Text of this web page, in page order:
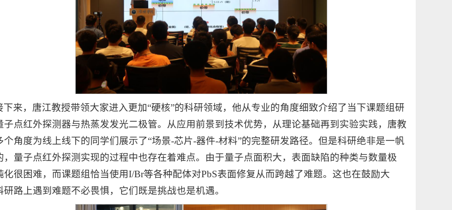
下来，唐江教授带领大家进入更加“硬核”的科研领域，他从专业的角度细致介绍了当下课题组研
子点红外探测器与热蒸发发光二极管。从应用前景到技术优势，从理论基础再到实验实践，唐教
个角度为线上线下的同学们展示了“场景-芯片-器件-材料”的完整研发路径。但是科研绝非是一帆
，量子点红外探测实现的过程中也存在着难点。由于量子点面积大，表面缺陷的种类与数量极
化很困难，而课题组恰当使用I/Br等各种配体对PbS表面修复从而跨越了难题。这也在鼓励大
研路上遇到难题不必畏惧，它们既是挑战也是机遇。